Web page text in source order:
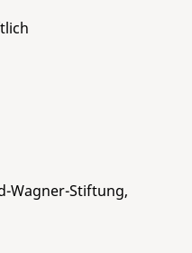
Wagner-Stiftung,